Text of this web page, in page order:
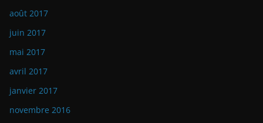
août 2017
juin 2017
mai 2017
avril 2017
janvier 2017
novembre 2016